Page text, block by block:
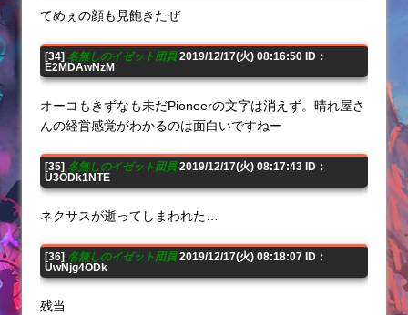
てめぇの顔も見飽きたぜ
[34] 名無しのイゼット団員2019/12/17(火) 08:16:50 ID：
E2MDAwNzM
オーコもきずなも未だPioneerの文字は消えず。晴れ屋さ
んの経営感覚がわかるのは面白いですねー
[35] 名無しのイゼット団員2019/12/17(火) 08:17:43 ID：
U3ODk1NTE
ネクサスが逝ってしまわれた…
[36] 名無しのイゼット団員2019/12/17(火) 08:18:07 ID：
UwNjg4ODk
残当